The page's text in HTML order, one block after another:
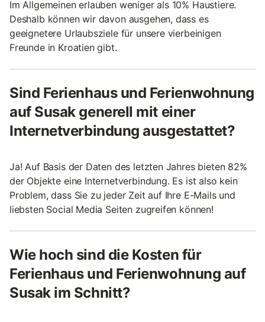
Im Allgemeinen erlauben weniger als 10% Haustiere.
Deshalb können wir davon ausgehen, dass es
geeignetere Urlaubsziele für unsere vierbeinigen
Freunde in Kroatien gibt.
Sind Ferienhaus und Ferienwohnung
auf Susak generell mit einer
Internetverbindung ausgestattet?
Ja! Auf Basis der Daten des letzten Jahres bieten 82%
der Objekte eine Internetverbindung. Es ist also kein
Problem, dass Sie zu jeder Zeit auf Ihre E-Mails und
liebsten Social Media Seiten zugreifen können!
Wie hoch sind die Kosten für
Ferienhaus und Ferienwohnung auf
Susak im Schnitt?